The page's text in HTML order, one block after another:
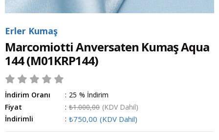
Erler Kumaş
Marcomiotti Anversaten Kumaş Aqua
144(M01KRP144)
İndirim Oranı : %
25
İndirim
Fiyat
: ₺1.000,00 (KDV Dahil)
İndirimli
: ₺750,00 (KDV Dahil)